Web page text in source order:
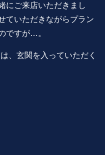
にご来店いただきまし
ていただきながらプラン
ですが…。
、玄関を入っていただく